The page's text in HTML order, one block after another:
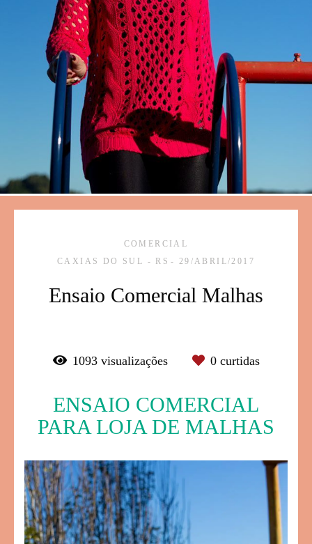
COMERCIAL
CAXIAS DO SUL - RS
29/ABRIL/2017
Ensaio Comercial Malhas
1093visualizações 0curtidas
ENSAIO COMERCIAL
PARA LOJA DE MALHAS